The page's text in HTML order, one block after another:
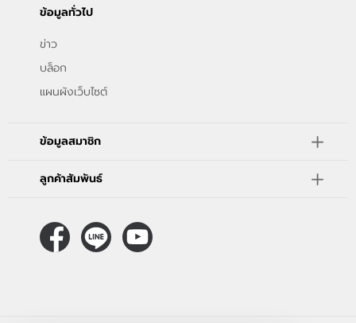
ข้อมูลทั่วไป
ข่าว
บล็อก
แผนผังเว็บไซต์
ข้อมูลสมาชิก
ลูกค้าสัมพันธ์